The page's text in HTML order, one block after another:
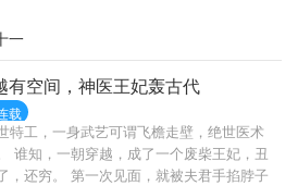
利的到达了目的地，而且还开创了一片新
卫：“王爷，将士们的口粮不够了！” 王
你跟王妃说。” 护卫：“王爷，将士们的冬
！” 王爷：“不是跟你说了吗，这事儿直接
行了！” 护卫：“王爷，啥事儿都找王妃不
人该说您吃软饭了！” 王爷：“哼！让他们
” 护卫：“…………”
一
有空间，神医王妃轰古代
载
特工，一身武艺可谓飞檐走壁，绝世医术
谁知，一朝穿越，成了一个废柴王妃，丑
，还穷。 第一次见面，就被夫君手掐脖子